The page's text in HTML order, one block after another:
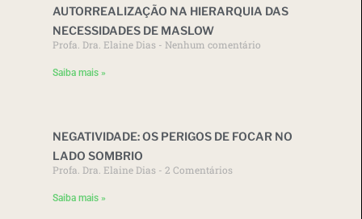
AUTORREALIZAÇÃO NA HIERARQUIA DAS
NECESSIDADES DE MASLOW
Profa. Dra. Elaine Dias Nenhum comentário
Saiba mais »
NEGATIVIDADE: OS PERIGOS DE FOCAR NO
LADO SOMBRIO
Profa. Dra. Elaine Dias 2 Comentários
Saiba mais »